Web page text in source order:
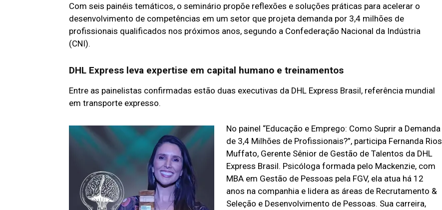
Com seis painéis temáticos, o seminário propõe reflexões e soluções práticas para acelerar o
desenvolvimento de competências em um setor que projeta demanda por 3,4 milhões de
profissionais qualificados nos próximos anos, segundo a Confederação Nacional da Indústria
(CNI).
DHL Express leva expertise em capital humano e treinamentos
Entre as painelistas confirmadas estão duas executivas da DHL Express Brasil, referência mundial
em transporte expresso.
No painel “Educação e Emprego: Como Suprir a Demanda
de 3,4 Milhões de Profissionais?”, participa Fernanda Rios
Muffato, Gerente Sênior de Gestão de Talentos da DHL
Express Brasil. Psicóloga formada pelo Mackenzie, com
MBA em Gestão de Pessoas pela FGV, ela atua há 12
anos na companhia e lidera as áreas de Recrutamento &
Seleção e Desenvolvimento de Pessoas. Sua carreira,